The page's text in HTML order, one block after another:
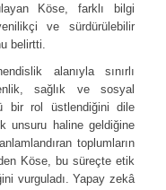
Köse, farklı bilgi
ve sürdürülebilir
belirtti.
alanıyla sınırlı
sağlık ve sosyal
bir rol üstlendiğini dile
unsuru haline geldiğine
toplumların
Köse, bu süreçte etik
vurguladı. Yapay zekâ